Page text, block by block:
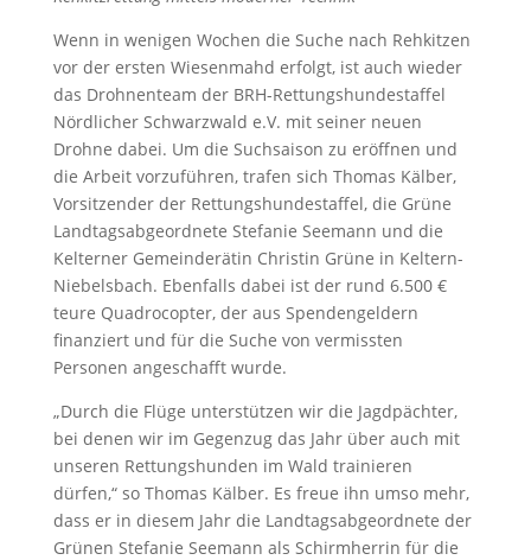
Wenn in wenigen Wochen die Suche nach Rehkitzen
vor der ersten Wiesenmahd erfolgt, ist auch wieder
das Drohnenteam der BRH-Rettungshundestaffel
Nördlicher Schwarzwald e.V. mit seiner neuen
Drohne dabei. Um die Suchsaison zu eröffnen und
die Arbeit vorzuführen, trafen sich Thomas Kälber,
Vorsitzender der Rettungshundestaffel, die Grüne
Landtagsabgeordnete Stefanie Seemann und die
Kelterner Gemeinderätin Christin Grüne in Keltern-
Niebelsbach. Ebenfalls dabei ist der rund 6.500 €
teure Quadrocopter, der aus Spendengeldern
finanziert und für die Suche von vermissten
Personen angeschafft wurde.
„Durch die Flüge unterstützen wir die Jagdpächter,
bei denen wir im Gegenzug das Jahr über auch mit
unseren Rettungshunden im Wald trainieren
dürfen,“ so Thomas Kälber. Es freue ihn umso mehr,
dass er in diesem Jahr die Landtagsabgeordnete der
Grünen Stefanie Seemann als Schirmherrin für die